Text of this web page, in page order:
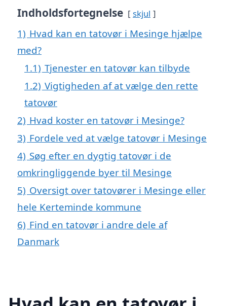
Indholdsfortegnelse skjul
1) Hvad kan en tatovør i Mesinge hjælpe
med?
1.1) Tjenester en tatovør kan tilbyde
1.2) Vigtigheden af at vælge den rette
tatovør
2) Hvad koster en tatovør i Mesinge?
3) Fordele ved at vælge tatovør i Mesinge
4) Søg efter en dygtig tatovør i de
omkringliggende byer til Mesinge
5) Oversigt over tatovører i Mesinge eller
hele Kerteminde kommune
6) Find en tatovør i andre dele af
Danmark